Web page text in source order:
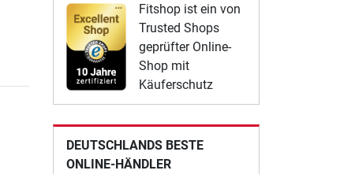
Fitshop ist ein von
Trusted Shops
geprüfter Online-
Shop mit
Käuferschutz
DEUTSCHLANDS BESTE
ONLINE-HÄNDLER